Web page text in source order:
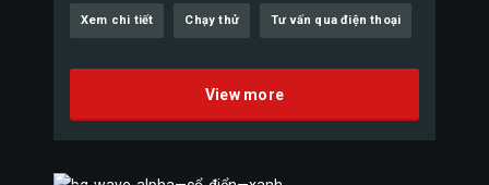
Xem chi tiết Chạy thử Tư vấn qua điện thoại
View more